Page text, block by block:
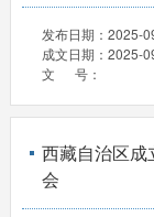
发布日期： 2025-
成文日期： 2025-
文 号：
西藏自治区成
会